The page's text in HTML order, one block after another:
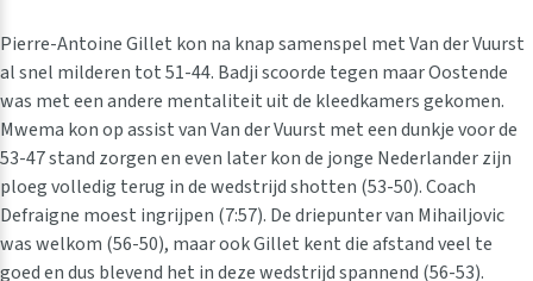
Pierre-Antoine Gillet kon na knap samenspel met Van der Vuurst
al snel milderen tot 51-44. Badji scoorde tegen maar Oostende
was met een andere mentaliteit uit de kleedkamers gekomen.
Mwema kon op assist van Van der Vuurst met een dunkje voor de
53-47 stand zorgen en even later kon de jonge Nederlander zijn
ploeg volledig terug in de wedstrijd shotten (53-50). Coach
Defraigne moest ingrijpen (7:57). De driepunter van Mihailjovic
was welkom (56-50), maar ook Gillet kent die afstand veel te
goed en dus blevend het in deze wedstrijd spannend (56-53).